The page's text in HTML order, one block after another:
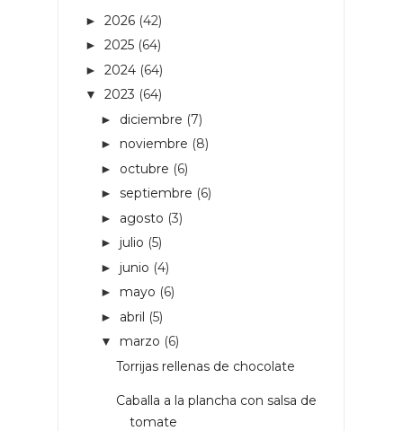
► 2026 (42)
► 2025 (64)
► 2024 (64)
▼ 2023 (64)
► diciembre (7)
► noviembre (8)
► octubre (6)
► septiembre (6)
► agosto (3)
► julio (5)
► junio (4)
► mayo (6)
► abril (5)
▼ marzo (6)
Torrijas rellenas de chocolate
Caballa a la plancha con salsa de
tomate